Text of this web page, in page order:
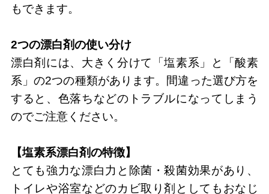
もできます。
2つの漂白剤の使い分け
漂白剤には、大きく分けて「塩素系」と「酸素
系」の2つの種類があります。間違った選び方を
すると、色落ちなどのトラブルになってしまう
のでご注意ください。
【塩素系漂白剤の特徴】
とても強力な漂白力と除菌・殺菌効果があり、
トイレや浴室などのカビ取り剤としてもおなじ